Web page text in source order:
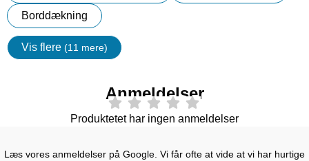
Borddækning
Vis flere (11 mere)
Egenskaper
Anmeldelser
Produktetet har ingen anmeldelser
Læs vores anmeldelser på Google. Vi får ofte at vide at vi har hurtige